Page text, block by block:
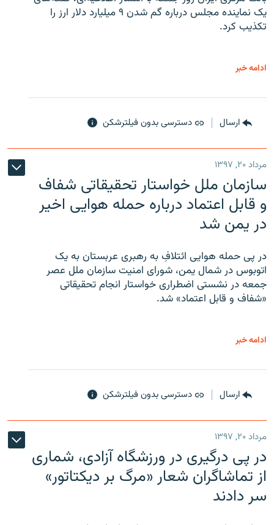
یک نماینده مجلس درباره گم شدن ۹ میلیارد دلار ارز را
تکذیب کرد.
ادامه خبر
ارسال دسترسی بدون فیلترشکن
مرداد ۲۰, ۱۳۹۷
سازمان ملل خواستار تحقیقاتی شفاف
و قابل اعتماد درباره حمله هوایی اخیر
در یمن شد
در پی حمله هوایی ائتلافِ به رهبری عربستان به یک
اتوبوس در شمال یمن، شورای امنیت سازمان ملل عصر
جمعه در نشستی اضطراری خواستار انجام تحقیقاتی
«شفاف و قابل اعتماد» شد.
ادامه خبر
ارسال دسترسی بدون فیلترشکن
مرداد ۲۰, ۱۳۹۷
در پی درگیری در ورزشگاه آزادی، شماری
از تماشاگران شعار «مرگ بر دیکتاتور»
سر دادند